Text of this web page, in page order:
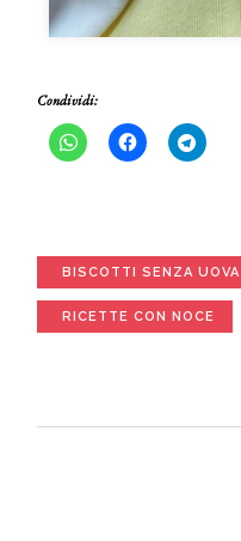
Condividi:
BISCOTTI SENZA UOVA
RICETTE CON NOCE